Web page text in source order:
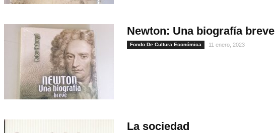
Newton: Una biografía breve
Fondo De Cultura Económica 11 enero, 2023
La sociedad